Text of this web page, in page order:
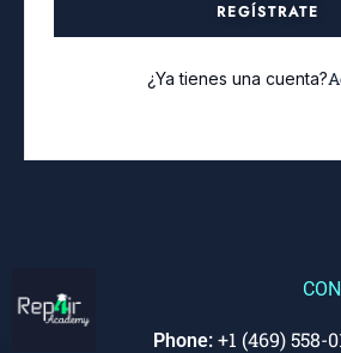
REGÍSTRATE
¿Ya tienes una cuenta?
Phone:+1 (469) 558-